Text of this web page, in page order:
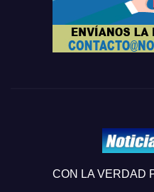
CON LA VERDAD